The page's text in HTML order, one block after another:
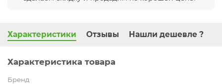
Характеристики Отзывы Нашли дешевле ?
Характеристика товара
Бренд